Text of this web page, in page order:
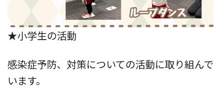
★小学生の活動
感染症予防、対策についての活動に取り組んで
います。